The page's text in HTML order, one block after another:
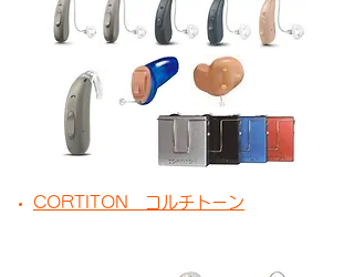
CORTITON コルチトーン